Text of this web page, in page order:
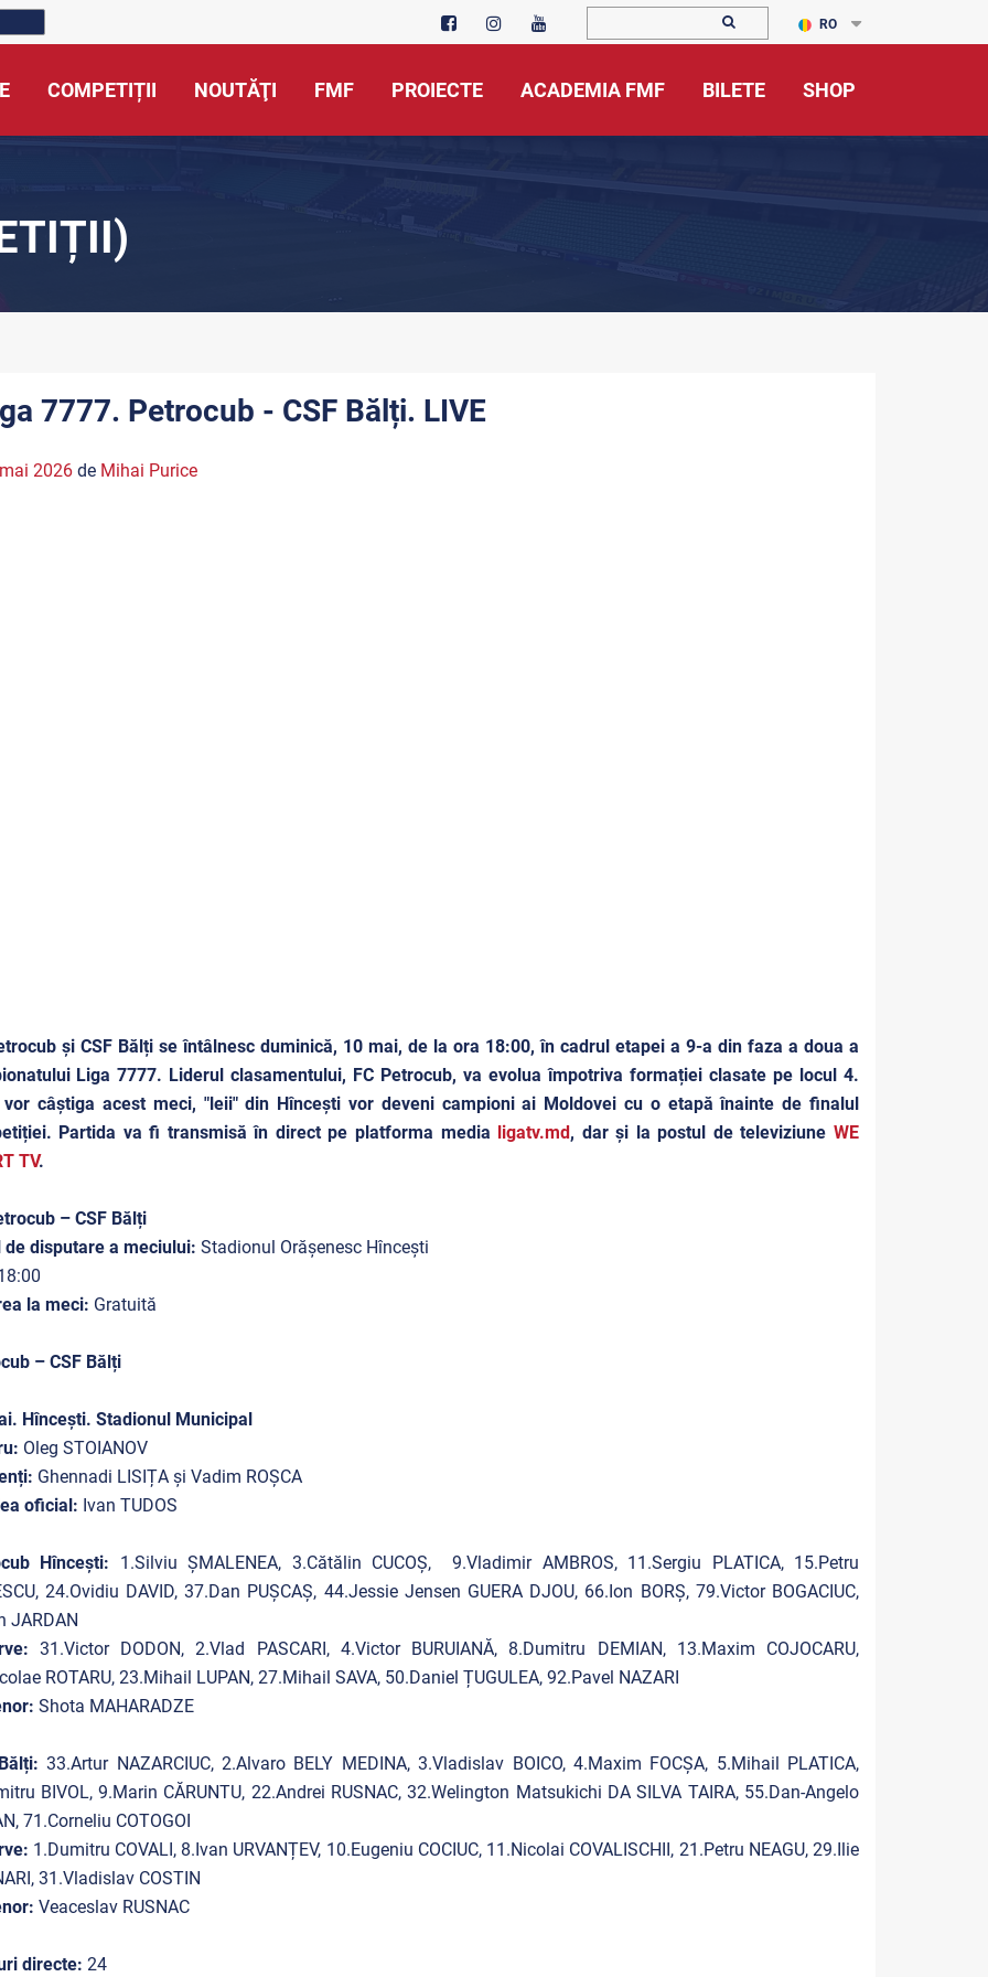
RO
COMPETIȚII NOUTĂŢI FMF PROIECTE ACADEMIA FMF BILETE SHOP
7777. Petrocub - CSF Bălți. LIVE
2026de Mihai Purice
și CSF Bălți se întâlnesc duminică, 10 mai, de la ora 18:00, în cadrul etapei a 9-a din faza a doua a
Liga 7777. Liderul clasamentului, FC Petrocub, va evolua împotriva formației clasate pe locul 4.
vor câștiga acest meci, "leii" din Hîncești vor deveni campioni ai Moldovei cu o etapă înainte de finalul
Partida va fi transmisă în direct pe platforma media ligatv.md, dar și la postul de televiziuneWE
TV.
– CSF Bălți
de disputare a meciului: Stadionul Orășenesc Hîncești
la meci: Gratuită
– CSF Bălți
Hîncești. Stadionul Municipal
Oleg STOIANOV
Ghennadi LISIȚA și Vadim ROȘCA
oficial: Ivan TUDOS
Hîncești: 1.Silviu ȘMALENEA, 3.Cătălin CUCOȘ, 9.Vladimir AMBROS, 11.Sergiu PLATICA, 15.Petru
24.Ovidiu DAVID, 37.Dan PUȘCAȘ, 44.Jessie Jensen GUERA DJOU, 66.Ion BORȘ, 79.Victor BOGACIUC,
JARDAN
31.Victor DODON, 2.Vlad PASCARI, 4.Victor BURUIANĂ, 8.Dumitru DEMIAN, 13.Maxim COJOCARU,
ROTARU, 23.Mihail LUPAN, 27.Mihail SAVA, 50.Daniel ȚUGULEA, 92.Pavel NAZARI
Shota MAHARADZE
33.Artur NAZARCIUC, 2.Alvaro BELY MEDINA, 3.Vladislav BOICO, 4.Maxim FOCȘA, 5.Mihail PLATICA,
BIVOL, 9.Marin CĂRUNTU, 22.Andrei RUSNAC, 32.Welington Matsukichi DA SILVA TAIRA, 55.Dan-Angelo
71.Corneliu COTOGOI
1.Dumitru COVALI, 8.Ivan URVANȚEV, 10.Eugeniu COCIUC, 11.Nicolai COVALISCHII, 21.Petru NEAGU, 29.Ilie
31.Vladislav COSTIN
Veaceslav RUSNAC
directe: 24